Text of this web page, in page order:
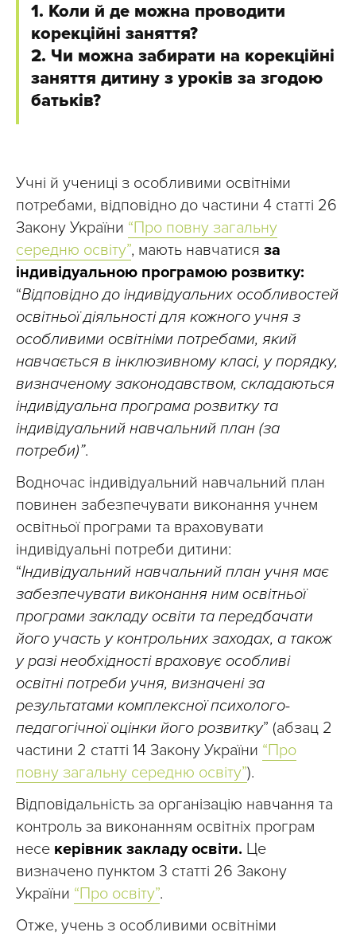
1. Коли й де можна проводити
корекційні заняття?
2. Чи можна забирати на корекційні
заняття дитину з уроків за згодою
батьків?
Учні й учениці з особливими освітніми
потребами, відповідно до частини 4 статті 26
Закону України “Про повну загальну
середню освіту”, мають навчатися за
індивідуальною програмою розвитку:
“Відповідно до індивідуальних особливостей
освітньої діяльності для кожного учня з
особливими освітніми потребами, який
навчається в інклюзивному класі, у порядку,
визначеному законодавством, складаються
індивідуальна програма розвитку та
індивідуальний навчальний план (за
потреби)”.
Водночас індивідуальний навчальний план
повинен забезпечувати виконання учнем
освітньої програми та враховувати
індивідуальні потреби дитини:
“Індивідуальний навчальний план учня має
забезпечувати виконання ним освітньої
програми закладу освіти та передбачати
його участь у контрольних заходах, а також
у разі необхідності враховує особливі
освітні потреби учня, визначені за
результатами комплексної психолого-
педагогічної оцінки його розвитку” (абзац 2
частини 2 статті 14 Закону України “Про
повну загальну середню освіту”).
Відповідальність за організацію навчання та
контроль за виконанням освітніх програм
несе керівник закладу освіти. Це
визначено пунктом 3 статті 26 Закону
України “Про освіту”.
Отже, учень з особливими освітніми